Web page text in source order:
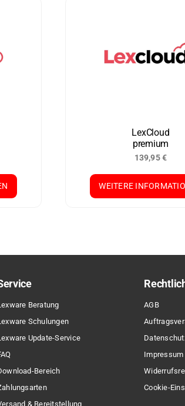
LexCloud
premium
139,95€
WEITERE
Beratung
Schulungen
Update-Service
Bereich
& Bereitstellung
AGB
Impressum
Cookie-